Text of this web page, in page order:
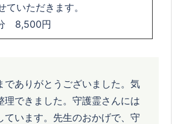
いただきます。
8,500円
でありがとうございました。気
理できました。守護霊さんには
ています。先生のおかげで、守